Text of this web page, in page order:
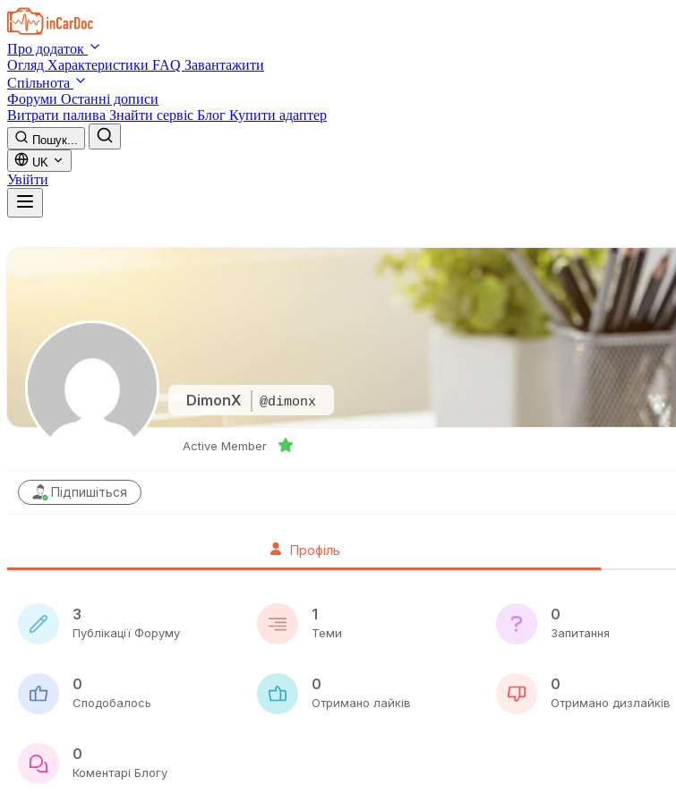
Skip to main content
Про додаток
Огляд Характеристики FAQ Завантажити
Спільнота
Форуми Останні дописи
Витрати палива Знайти сервіс Блог Купити адаптер
Пошук...
UK
Увійти
DimonX @dimonx
Active Member
Підпишіться
Профіль
3
Публікації Форуму
1
Теми
0
Запитання
0
Сподобалось
0
Отримано лайків
0
Отримано дизлайків
0
Коментарі Блогу